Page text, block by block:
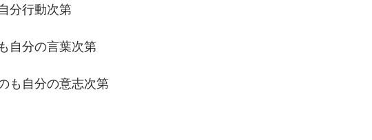
分行動次第
自分の言葉次第
も自分の意志次第